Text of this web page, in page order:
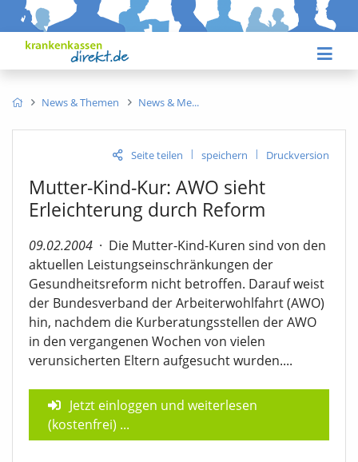
News & Themen News & Me
Seite teilen | speichern | Druckversion
Mutter-Kind-Kur: AWO sieht
Erleichterung durch Reform
09.02.2004 · Die Mutter-Kind-Kuren sind von den
aktuellen Leistungseinschränkungen der
Gesundheitsreform nicht betroffen. Darauf weist
der Bundesverband der Arbeiterwohlfahrt (AWO)
hin, nachdem die Kurberatungsstellen der AWO
in den vergangenen Wochen von vielen
verunsicherten Eltern aufgesucht wurden....
Jetzt einloggen und weiterlesen
(kostenfrei) ...